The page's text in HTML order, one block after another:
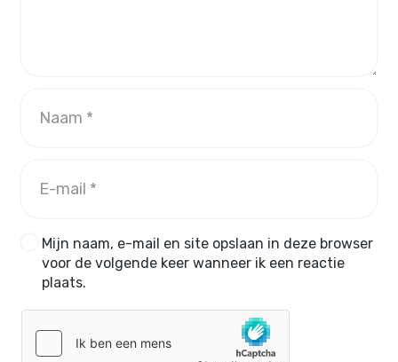
Mijn naam, e-mail en site opslaan in deze browser
voor de volgende keer wanneer ik een reactie
plaats.